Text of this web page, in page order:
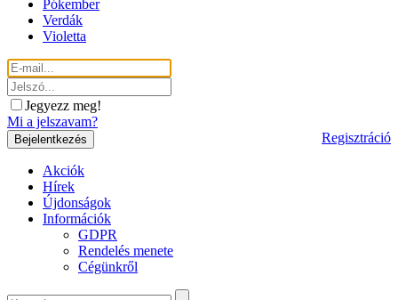
Pókember
Verdák
Violetta
Jegyezz meg!
Mi a jelszavam?
Regisztráció
Akciók
Hírek
Újdonságok
Információk
GDPR
Rendelés menete
Cégünkről